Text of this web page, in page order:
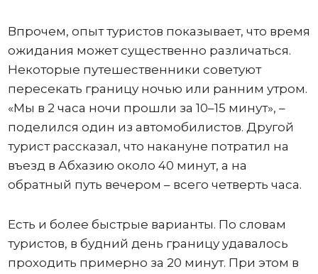
Впрочем, опыт туристов показывает, что время
ожидания может существенно различаться.
Некоторые путешественники советуют
пересекать границу ночью или ранним утром.
«Мы в 2 часа ночи прошли за 10–15 минут», –
поделился один из автомобилистов. Другой
турист рассказал, что накануне потратил на
въезд в Абхазию около 40 минут, а на
обратный путь вечером – всего четверть часа.
Есть и более быстрые варианты. По словам
туристов, в будний день границу удавалось
проходить примерно за 20 минут. При этом в